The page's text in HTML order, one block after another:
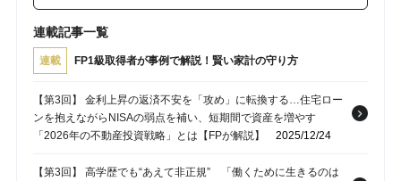
連載記事一覧
連載 FP1級取得者が事例で解説！賢い家計の守り方
【第3回】 金利上昇の返済不安を「攻め」に転換する…住宅ロー
ンを抱えながらNISAの弱点を補い、短期間で資産を増やす
「2026年の不動産投資戦略」とは【FPが解説】
2025/12/24
【第3回】 高学歴でも“あえて非正規” 「働くために生きるのは